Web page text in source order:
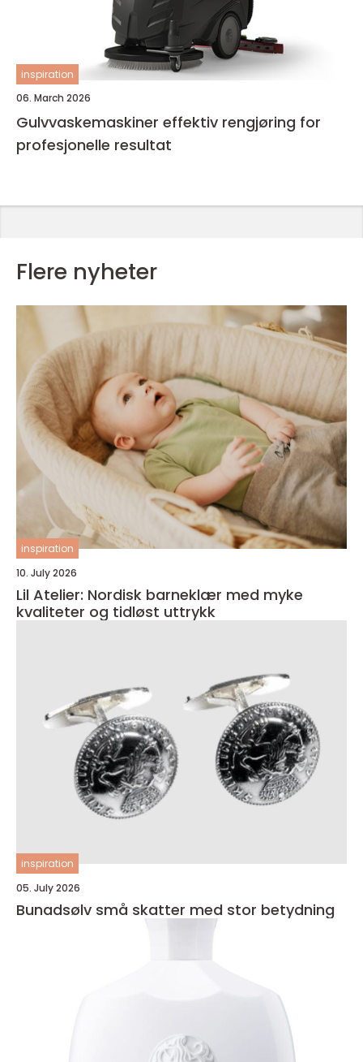
inspiration
06. March 2026
Gulvvaskemaskiner effektiv rengjøring for
profesjonelle resultat
Flere nyheter
inspiration
10. July 2026
Lil Atelier: Nordisk barneklær med myke
kvaliteter og tidløst uttrykk
inspiration
05. July 2026
Bunadsølv små skatter med stor betydning